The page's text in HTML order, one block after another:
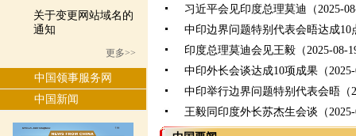
关于变更网站域名的
通知
更多>>
中国领事服务网
中国新闻
习近平会见印度总理莫迪（2025-
中印边界问题特别代表会晤达成10
印度总理莫迪会见王毅（2025-08-
中印外长会谈达成10项成果（
中印举行边界问题特别代表会晤（
王毅同印度外长苏杰生会谈（